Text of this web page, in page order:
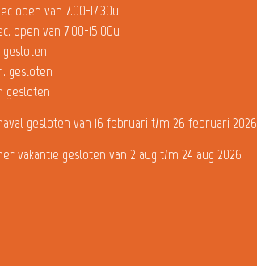
open van 7.00-17.30u
open van 7.00-15.00u
gesloten
gesloten
gesloten
gesloten van 16 februari t/m 26 februari 2026
vakantie gesloten van 2 aug t/m 24 aug 2026